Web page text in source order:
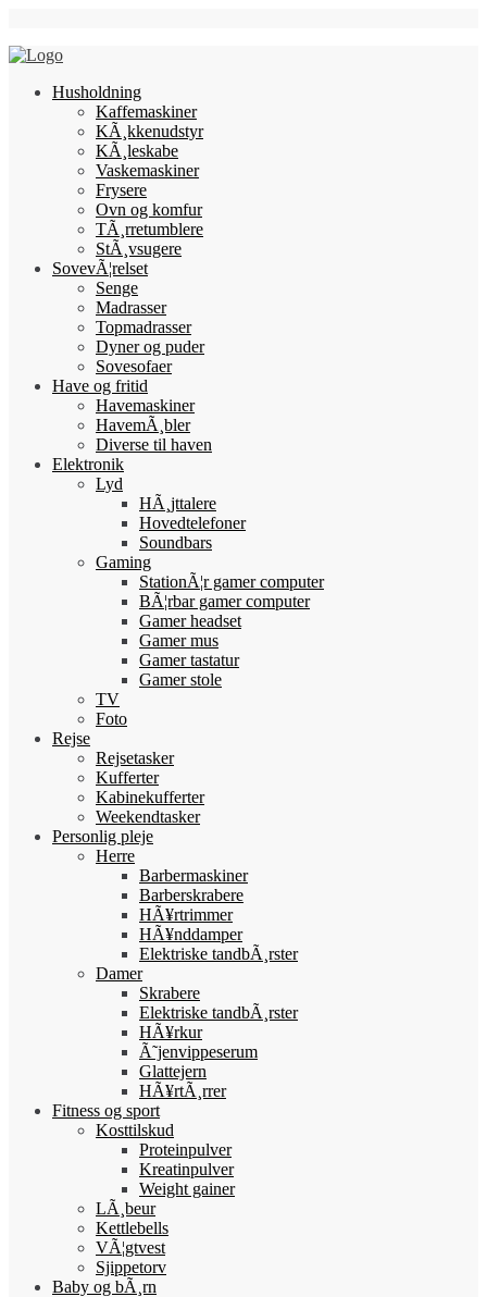
content
Husholdning
Kaffemaskiner
KÃ¸kkenudstyr
KÃ¸leskabe
Vaskemaskiner
Frysere
Ovn og komfur
TÃ¸rretumblere
StÃ¸vsugere
SovevÃ¦relset
Senge
Madrasser
Topmadrasser
Dyner og puder
Sovesofaer
Have og fritid
Havemaskiner
HavemÃ¸bler
Diverse til haven
Elektronik
Lyd
HÃ¸jttalere
Hovedtelefoner
Soundbars
Gaming
StationÃ¦r gamer computer
BÃ¦rbar gamer computer
Gamer headset
Gamer mus
Gamer tastatur
Gamer stole
TV
Foto
Rejse
Rejsetasker
Kufferter
Kabinekufferter
Weekendtasker
Personlig pleje
Herre
Barbermaskiner
Barberskrabere
HÃ¥rtrimmer
HÃ¥nddamper
Elektriske tandbÃ¸rster
Damer
Skrabere
Elektriske tandbÃ¸rster
HÃ¥rkur
Ã˜jenvippeserum
Glattejern
HÃ¥rtÃ¸rrer
Fitness og sport
Kosttilskud
Proteinpulver
Kreatinpulver
Weight gainer
LÃ¸beur
Kettlebells
VÃ¦gtvest
Sjippetorv
Baby og bÃ¸rn